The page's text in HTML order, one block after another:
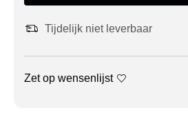
Tijdelijk niet leverbaar
Zet op wensenlijst